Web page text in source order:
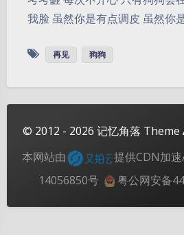
关闭
我脸 虽然你是有点调皮 虽然你
再见 狗狗
© 2012 - 2026 记忆角落 Theme
本网站由
提供CDN加
14056850号
粤公网安备